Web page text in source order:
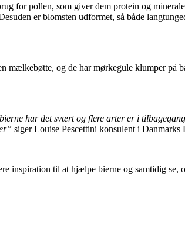
for pollen, som giver dem protein og
er blomsten udformet, så både
mælkebøtte, og de har mørkegule klumper
har det svært og flere arter er i
siger Louise Pescettini konsulent i Danmarks
inspiration til at hjælpe bierne og samtidig se,